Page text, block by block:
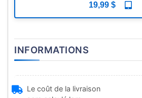
19,99 $
INFORMATIONS
Le coût de la livraison